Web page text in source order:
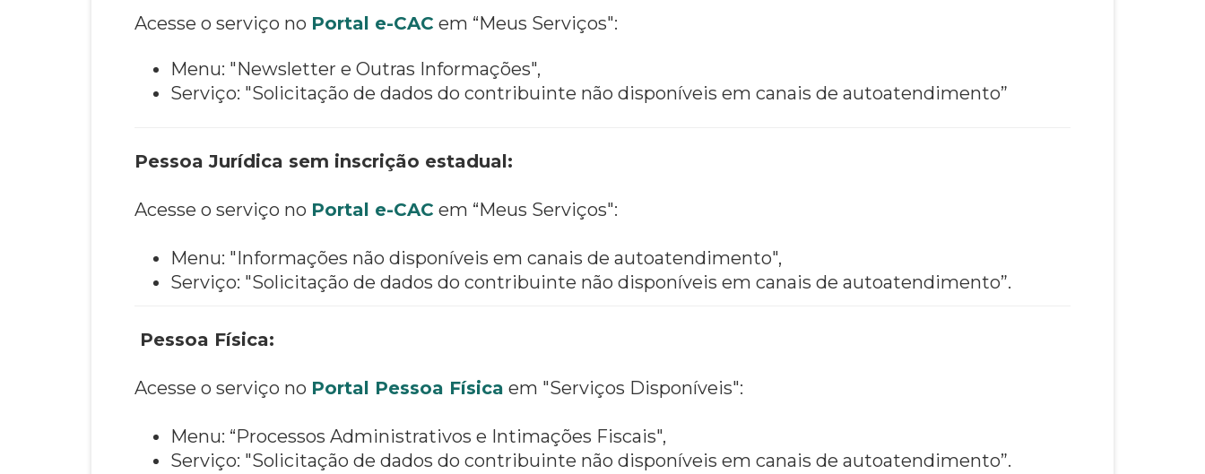
Acesse o serviço no Portal e-CAC em “Meus Serviços":
Menu: "Newsletter e Outras Informações",
Serviço: "Solicitação de dados do contribuinte não disponíveis em canais de autoatendimento”
Pessoa Jurídica sem inscrição estadual:
Acesse o serviço no Portal e-CAC em “Meus Serviços":
Menu: "Informações não disponíveis em canais de autoatendimento",
Serviço: "Solicitação de dados do contribuinte não disponíveis em canais de autoatendimento”.
Pessoa Física:
Acesse o serviço no Portal Pessoa Física em "Serviços Disponíveis":
Menu: “Processos Administrativos e Intimações Fiscais",
Serviço: "Solicitação de dados do contribuinte não disponíveis em canais de autoatendimento”.